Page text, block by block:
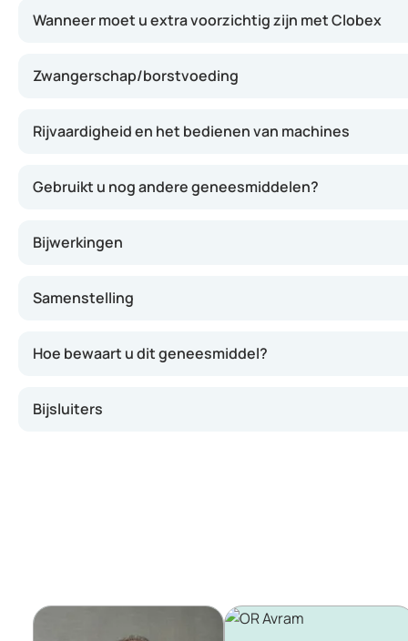
Wanneer moet u extra voorzichtig zijn met Clobex
Zwangerschap/borstvoeding
Rijvaardigheid en het bedienen van machines
Gebruikt u nog andere geneesmiddelen?
Bijwerkingen
Samenstelling
Hoe bewaart u dit geneesmiddel?
Bijsluiters